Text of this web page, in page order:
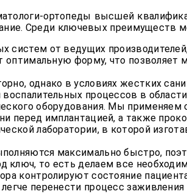
ортопеды высшей
Среди ключевых преимуществ
систем от ведущих
оптимальную форму, что
однако в условиях жестких
процессов в
оборудования. Мы
перед имплантацией, а также
лаборатории, в которой
максимально быстро,
то есть делаем все
контролируют состояние
перенести процесс заживления